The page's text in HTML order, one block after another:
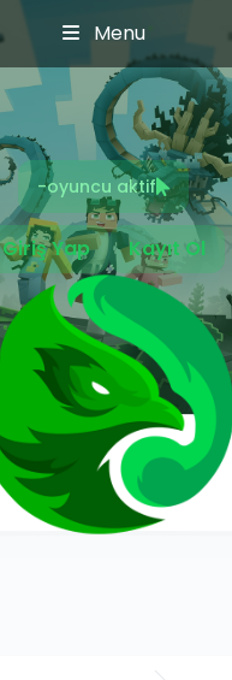
-oyuncu aktif
Giriş Yap Kayıt Ol
Menu